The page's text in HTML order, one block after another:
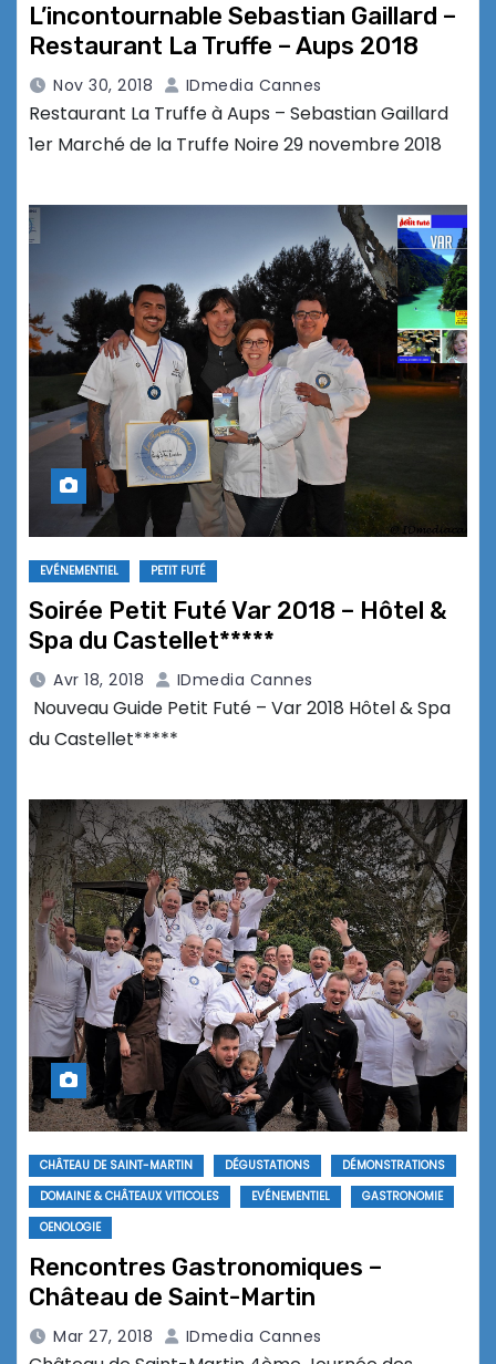
L’incontournable Sebastian Gaillard –
Restaurant La Truffe – Aups 2018
Nov 30, 2018 IDmedia Cannes
Restaurant La Truffe à Aups – Sebastian Gaillard
1er Marché de la Truffe Noire 29 novembre 2018
EVÉNEMENTIEL PETIT FUTÉ
Soirée Petit Futé Var 2018 – Hôtel &
Spa du Castellet*****
Avr 18, 2018 IDmedia Cannes
Nouveau Guide Petit Futé – Var 2018 Hôtel & Spa
du Castellet*****
CHÂTEAU DE SAINT-MARTIN DÉGUSTATIONS
DÉMONSTRATIONS
DOMAINE & CHÂTEAUX VITICOLES
EVÉNEMENTIEL
GASTRONOMIE
OENOLOGIE
Rencontres Gastronomiques –
Château de Saint-Martin
Mar 27, 2018 IDmedia Cannes